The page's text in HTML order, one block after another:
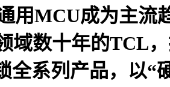
用MCU成为主流
域数十年的TCL
系列产品，以“